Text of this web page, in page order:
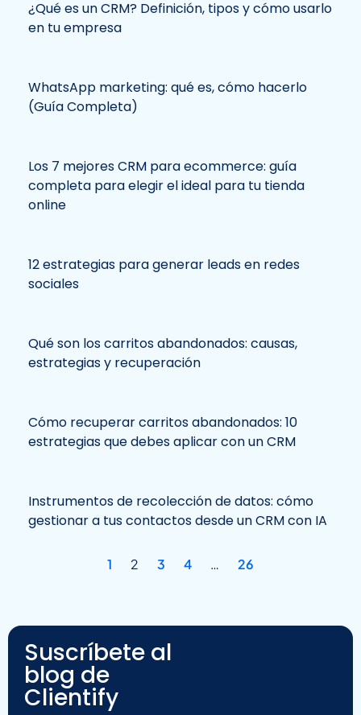
¿Qué es un CRM? Definición, tipos y cómo usarlo
en tu empresa
WhatsApp marketing: qué es, cómo hacerlo
(Guía Completa)
Los 7 mejores CRM para ecommerce: guía
completa para elegir el ideal para tu tienda
online
12 estrategias para generar leads en redes
sociales
Qué son los carritos abandonados: causas,
estrategias y recuperación
Cómo recuperar carritos abandonados: 10
estrategias que debes aplicar con un CRM
Instrumentos de recolección de datos: cómo
gestionar a tus contactos desde un CRM con IA
1 2 3 4 … 26
Suscríbete al
blog de
Clientify